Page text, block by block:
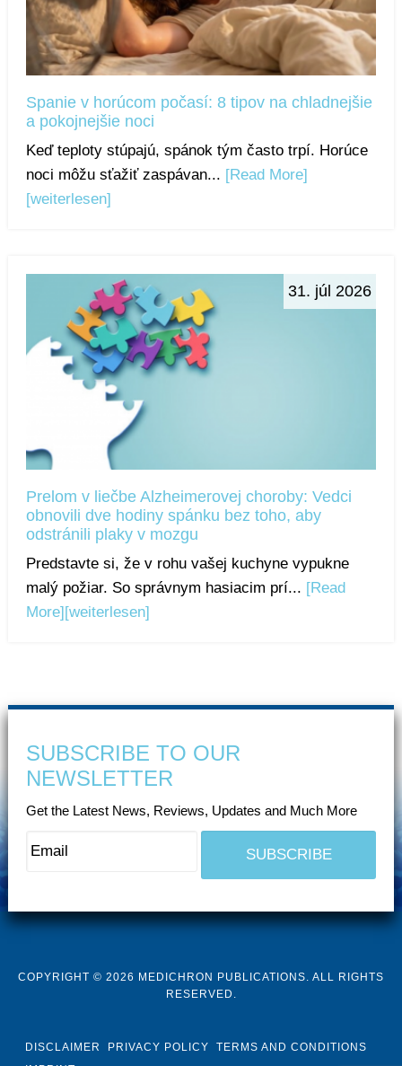
Spanie v horúcom počasí: 8 tipov na chladnejšie
a pokojnejšie noci
Keď teploty stúpajú, spánok tým často trpí. Horúce
noci môžu sťažiť zaspávan... [Read More]
[weiterlesen]
31. júl 2026
Prelom v liečbe Alzheimerovej choroby: Vedci
obnovili dve hodiny spánku bez toho, aby
odstránili plaky v mozgu
Predstavte si, že v rohu vašej kuchyne vypukne
malý požiar. So správnym hasiacim prí... [Read
More][weiterlesen]
SUBSCRIBE TO OUR
NEWSLETTER
Get the Latest News, Reviews, Updates and Much More
COPYRIGHT © 2026 MEDICHRON PUBLICATIONS. ALL RIGHTS
RESERVED.
DISCLAIMER PRIVACY POLICY
TERMS AND CONDITIONS